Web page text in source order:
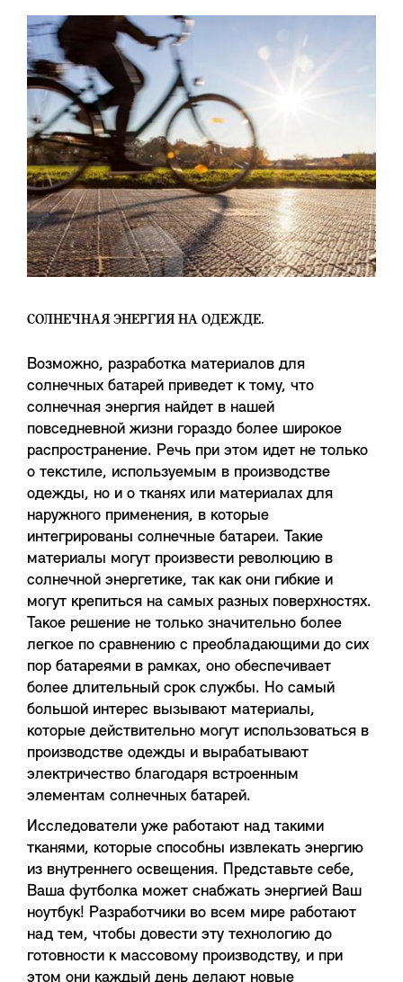
СОЛНЕЧНАЯ ЭНЕРГИЯ НА ОДЕЖДЕ.
Возможно, разработка материалов для
солнечных батарей приведет к тому, что
солнечная энергия найдет в нашей
повседневной жизни гораздо более широкое
распространение. Речь при этом идет не только
о текстиле, используемым в производстве
одежды, но и о тканях или материалах для
наружного применения, в которые
интегрированы солнечные батареи. Такие
материалы могут произвести революцию в
солнечной энергетике, так как они гибкие и
могут крепиться на самых разных поверхностях.
Такое решение не только значительно более
легкое по сравнению с преобладающими до сих
пор батареями в рамках, оно обеспечивает
более длительный срок службы. Но самый
большой интерес вызывают материалы,
которые действительно могут использоваться в
производстве одежды и вырабатывают
электричество благодаря встроенным
элементам солнечных батарей.
Исследователи уже работают над такими
тканями, которые способны извлекать энергию
из внутреннего освещения. Представьте себе,
Ваша футболка может снабжать энергией Ваш
ноутбук! Разработчики во всем мире работают
над тем, чтобы довести эту технологию до
готовности к массовому производству, и при
этом они каждый день делают новые